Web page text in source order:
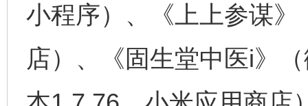
小程序）、《上上参谋
店）、《固生堂中医i》